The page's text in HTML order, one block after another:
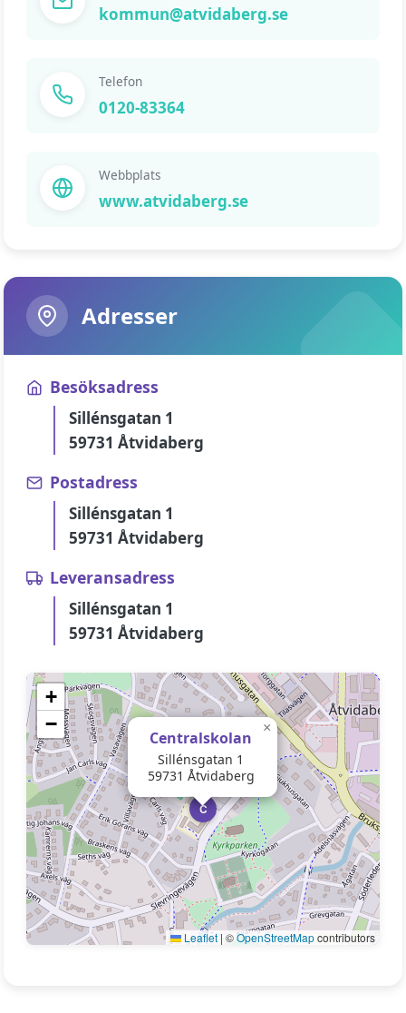
kommun@atvidaberg.se
Telefon
0120-83364
Webbplats
www.atvidaberg.se
Adresser
Besöksadress
Sillénsgatan 1
59731 Åtvidaberg
Postadress
Sillénsgatan 1
59731 Åtvidaberg
Leveransadress
Sillénsgatan 1
59731 Åtvidaberg
C
Centralskolan
Sillénsgatan 1
59731 Åtvidaberg
×
+
−
Leaflet| ©OpenStreetMapcontributors